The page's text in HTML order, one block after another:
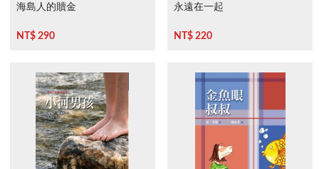
海島人的贖金
NT$ 290
永遠在一起
NT$ 220